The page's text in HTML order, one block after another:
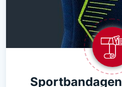
Sportbandagen